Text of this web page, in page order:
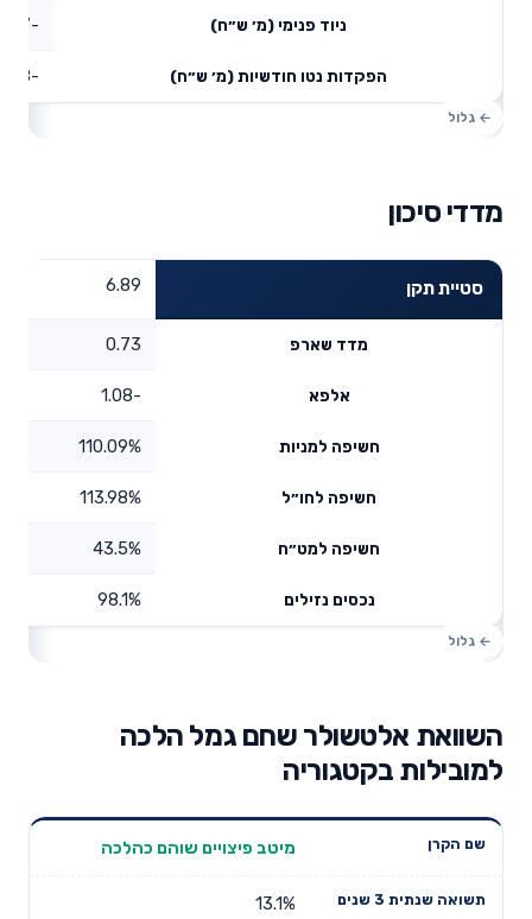
ניוד פנימי (מ׳ ש״ח) -3.67
הפקדות נטו חודשיות (מ׳ ש״ח) -3.58
מדדי סיכון
סטיית תקן 6.89
מדד שארפ 0.73
אלפא -1.08
חשיפה למניות 110.09%
חשיפה לחו״ל 113.98%
חשיפה למט״ח 43.5%
נכסים נזילים 98.1%
השוואת אלטשולר שחם גמל הלכה
למובילות בקטגוריה
שנים
תשואה
מיטב פיצויים שוהם כהלכה
13.1%